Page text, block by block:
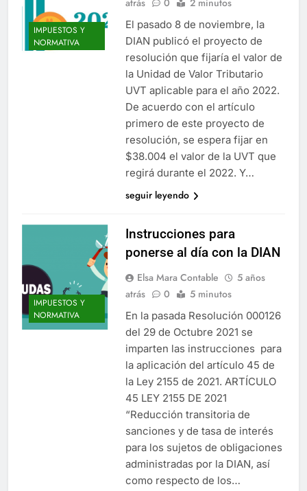
IMPUESTOS Y
NORMATIVA
El pasado 8 de noviembre, la
DIAN publicó el proyecto de
resolución que fijaría el valor de
la Unidad de Valor Tributario
UVT aplicable para el año 2022.
De acuerdo con el artículo
primero de este proyecto de
resolución, se espera fijar en
$38.004 el valor de la UVT que
regirá durante el 2022. Y…
seguir leyendo
IMPUESTOS Y
NORMATIVA
Instrucciones para
ponerse al día con la DIAN
Elsa Mara Contable
5 años
atrás
0 5 minutos
En la pasada Resolución 000126
del 29 de Octubre 2021 se
imparten las instrucciones para
la aplicación del artículo 45 de
la Ley 2155 de 2021. ARTÍCULO
45 LEY 2155 DE 2021
“Reducción transitoria de
sanciones y de tasa de interés
para los sujetos de obligaciones
administradas por la DIAN, así
como respecto de los…